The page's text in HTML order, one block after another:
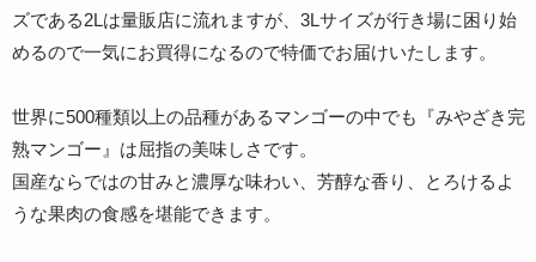
ズである2Lは量販店に流れますが、3Lサイズが行き場に困り始
めるので一気にお買得になるので特価でお届けいたします。
世界に500種類以上の品種があるマンゴーの中でも『みやざき完
熟マンゴー』は屈指の美味しさです。
国産ならではの甘みと濃厚な味わい、芳醇な香り、とろけるよ
うな果肉の食感を堪能できます。